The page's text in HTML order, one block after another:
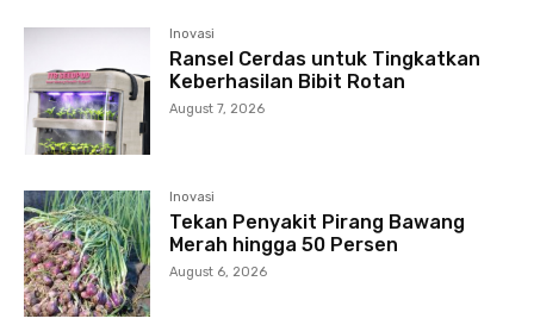
Inovasi
Ransel Cerdas untuk Tingkatkan
Keberhasilan Bibit Rotan
August 7, 2026
Inovasi
Tekan Penyakit Pirang Bawang
Merah hingga 50 Persen
August 6, 2026